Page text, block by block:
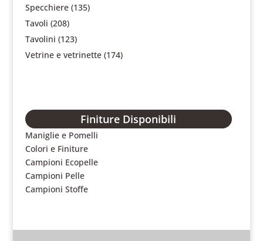
Specchiere (135)
Tavoli (208)
Tavolini (123)
Vetrine e vetrinette (174)
Finiture Disponibili
Maniglie e Pomelli
Colori e Finiture
Campioni Ecopelle
Campioni Pelle
Campioni Stoffe